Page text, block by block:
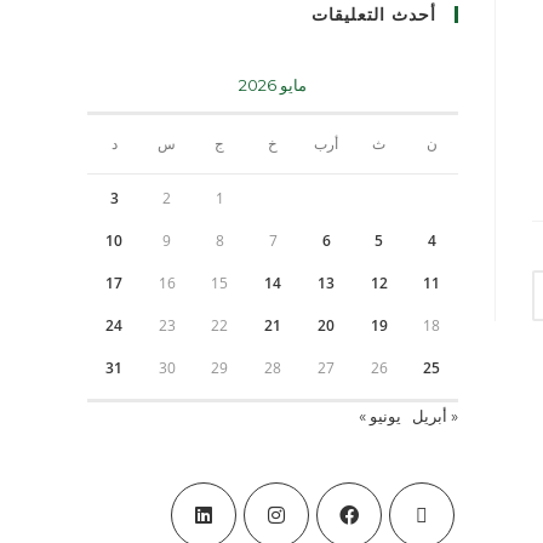
أحدث التعليقات
مايو 2026
ن ث أرب خ ج س د
1
2
3
4
5
6
7
8
9
10
11
12
13
14
15
16
17
18
19
20
21
22
23
24
25
26
27
28
29
30
31
« أبريل يونيو »